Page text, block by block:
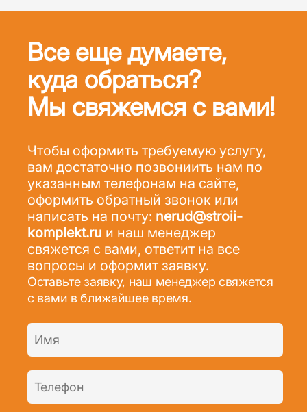
Все еще думаете,
куда обраться?
Мы свяжемся с вами!
Чтобы оформить требуемую услугу,
вам достаточно позвониить нам по
указанным телефонам на сайте,
оформить обратный звонок или
написать на почту: nerud@stroii-
komplekt.ru и наш менеджер
свяжется с вами, ответит на все
вопросы и оформит заявку.
Оставьте заявку, наш менеджер свяжется
с вами в ближайшее время.